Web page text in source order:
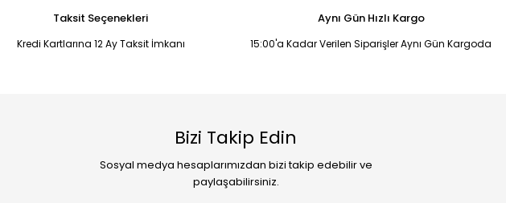
Taksit Seçenekleri
Kredi Kartlarına 12 Ay Taksit İmkanı
Aynı Gün Hızlı Kargo
15:00'a Kadar Verilen Siparişler Aynı Gün Kargoda
Bizi Takip Edin
Sosyal medya hesaplarımızdan bizi takip edebilir ve
paylaşabilirsiniz.